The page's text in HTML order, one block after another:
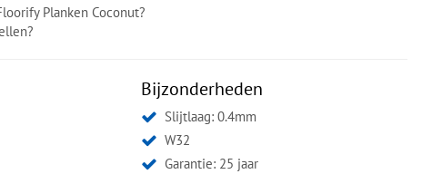
Planken Coconut?
Bijzonderheden
Slijtlaag: 0.4mm
W32
Garantie: 25 jaar